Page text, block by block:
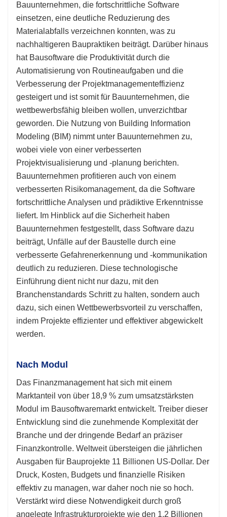
Bauunternehmen, die fortschrittliche Software
einsetzen, eine deutliche Reduzierung des
Materialabfalls verzeichnen konnten, was zu
nachhaltigeren Baupraktiken beiträgt. Darüber hinaus
hat Bausoftware die Produktivität durch die
Automatisierung von Routineaufgaben und die
Verbesserung der Projektmanagementeffizienz
gesteigert und ist somit für Bauunternehmen, die
wettbewerbsfähig bleiben wollen, unverzichtbar
geworden. Die Nutzung von Building Information
Modeling (BIM) nimmt unter Bauunternehmen zu,
wobei viele von einer verbesserten
Projektvisualisierung und -planung berichten.
Bauunternehmen profitieren auch von einem
verbesserten Risikomanagement, da die Software
fortschrittliche Analysen und prädiktive Erkenntnisse
liefert. Im Hinblick auf die Sicherheit haben
Bauunternehmen festgestellt, dass Software dazu
beiträgt, Unfälle auf der Baustelle durch eine
verbesserte Gefahrenerkennung und -kommunikation
deutlich zu reduzieren. Diese technologische
Einführung dient nicht nur dazu, mit den
Branchenstandards Schritt zu halten, sondern auch
dazu, sich einen Wettbewerbsvorteil zu verschaffen,
indem Projekte effizienter und effektiver abgewickelt
werden.
Nach Modul
Das Finanzmanagement hat sich mit einem
Marktanteil von über 18,9 % zum umsatzstärksten
Modul im Bausoftwaremarkt entwickelt. Treiber dieser
Entwicklung sind die zunehmende Komplexität der
Branche und der dringende Bedarf an präziser
Finanzkontrolle. Weltweit übersteigen die jährlichen
Ausgaben für Bauprojekte 11 Billionen US-Dollar. Der
Druck, Kosten, Budgets und finanzielle Risiken
effektiv zu managen, war daher noch nie so hoch.
Verstärkt wird diese Notwendigkeit durch groß
angelegte Infrastrukturprojekte wie den 1,2 Billionen